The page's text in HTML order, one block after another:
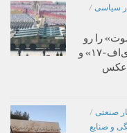
سیاسی /
را رو
کرد/ وحشت در پنتاگون؛ استقرار انبوه «دی‌اف‑۱۷» و
+عکس
صنعتی /
و صنایع